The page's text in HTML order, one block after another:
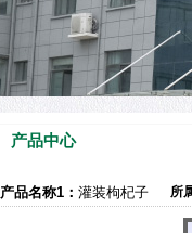
产品中心
产品名称1： 灌装枸杞子 所